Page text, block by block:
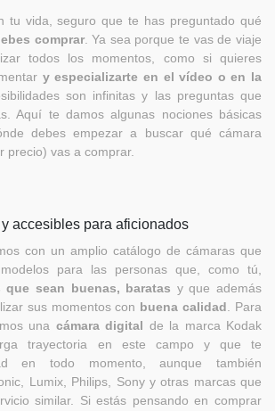
tu vida, seguro que te has preguntado qué
comprar. Ya sea porque te vas de viaje
todos los momentos, como si quieres
y especializarte en el vídeo o en la
son infinitas y las preguntas que
Aquí te damos algunas nociones básicas
debes empezar a buscar qué cámara
precio) vas a comprar.
accesibles para aficionados
con un amplio catálogo de cámaras que
para las personas que, como tú,
que sean buenas, baratas y que además
sus momentos con buena calidad . Para
una cámara digital de la marca Kodak
trayectoria en este campo y que te
en todo momento, aunque también
Lumix, Philips, Sony y otras marcas que
similar. Si estás pensando en comprar